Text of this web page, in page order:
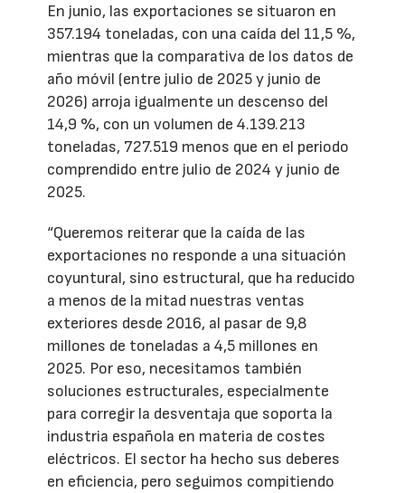
En junio, las exportaciones se situaron en
357.194 toneladas, con una caída del 11,5 %,
mientras que la comparativa de los datos de
año móvil (entre julio de 2025 y junio de
2026) arroja igualmente un descenso del
14,9 %, con un volumen de 4.139.213
toneladas, 727.519 menos que en el periodo
comprendido entre julio de 2024 y junio de
2025.
“Queremos reiterar que la caída de las
exportaciones no responde a una situación
coyuntural, sino estructural, que ha reducido
a menos de la mitad nuestras ventas
exteriores desde 2016, al pasar de 9,8
millones de toneladas a 4,5 millones en
2025. Por eso, necesitamos también
soluciones estructurales, especialmente
para corregir la desventaja que soporta la
industria española en materia de costes
eléctricos. El sector ha hecho sus deberes
en eficiencia, pero seguimos compitiendo